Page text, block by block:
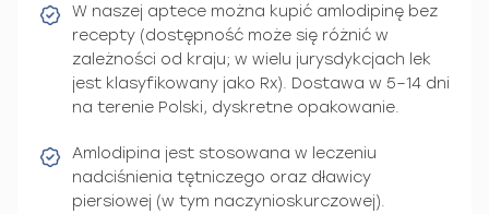
W naszej aptece można kupić amlodipinę bez
recepty (dostępność może się różnić w
zależności od kraju; w wielu jurysdykcjach lek
jest klasyfikowany jako Rx). Dostawa w 5–14 dni
na terenie Polski, dyskretne opakowanie.
Amlodipina jest stosowana w leczeniu
nadciśnienia tętniczego oraz dławicy
piersiowej (w tym naczynioskurczowej).